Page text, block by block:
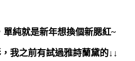
單純就是新年想換個新腮紅~
我之前有試過雅詩蘭黛的↓↓